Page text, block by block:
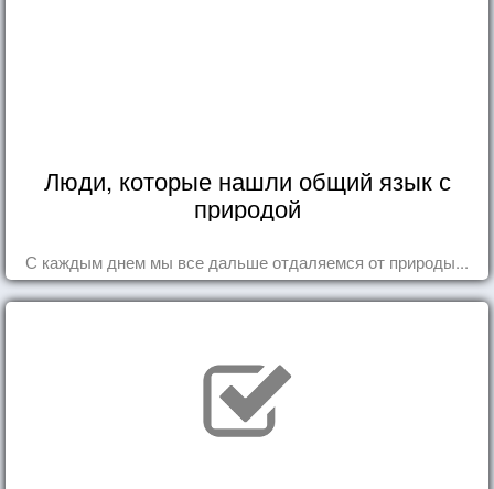
Люди, которые нашли общий язык с
природой
С каждым днем мы все дальше отдаляемся от природы...